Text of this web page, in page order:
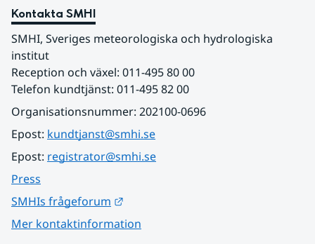
Kontakta SMHI
SMHI, Sveriges meteorologiska och hydrologiska
institut
Reception och växel: 011-495 80 00
Telefon kundtjänst: 011-495 82 00
Organisationsnummer: 202100-0696
Epost: kundtjanst@smhi.se
Epost: registrator@smhi.se
Press
SMHIs frågeforum
Mer kontaktinformation